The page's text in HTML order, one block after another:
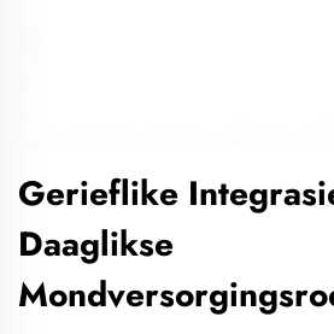
Gerieflike
Daaglikse